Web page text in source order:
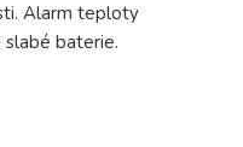
Alarm teploty
slabé baterie.